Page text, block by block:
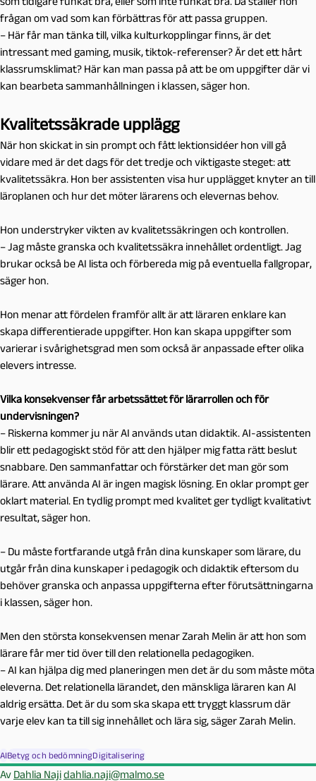
frågan om vad som kan förbättras för att passa gruppen.
– Här får man tänka till, vilka kulturkopplingar finns, är det
intressant med gaming, musik, tiktok-referenser? Är det ett hårt
klassrumsklimat? Här kan man passa på att be om uppgifter där vi
kan bearbeta sammanhållningen i klassen, säger hon.
Kvalitetssäkrade upplägg
När hon skickat in sin prompt och fått lektionsidéer hon vill gå
vidare med är det dags för det tredje och viktigaste steget: att
kvalitetssäkra. Hon ber assistenten visa hur upplägget knyter an till
läroplanen och hur det möter lärarens och elevernas behov.
Hon understryker vikten av kvalitetssäkringen och kontrollen.
– Jag måste granska och kvalitetssäkra innehållet ordentligt. Jag
brukar också be AI lista och förbereda mig på eventuella fallgropar,
säger hon.
Hon menar att fördelen framför allt är att läraren enklare kan
skapa differentierade uppgifter. Hon kan skapa uppgifter som
varierar i svårighetsgrad men som också är anpassade efter olika
elevers intresse.
Vilka konsekvenser får arbetssättet för lärarrollen och för
undervisningen?
– Riskerna kommer ju när AI används utan didaktik. AI-assistenten
blir ett pedagogiskt stöd för att den hjälper mig fatta rätt beslut
snabbare. Den sammanfattar och förstärker det man gör som
lärare. Att använda AI är ingen magisk lösning. En oklar prompt ger
oklart material. En tydlig prompt med kvalitet ger tydligt kvalitativt
resultat, säger hon.
– Du måste fortfarande utgå från dina kunskaper som lärare, du
utgår från dina kunskaper i pedagogik och didaktik eftersom du
behöver granska och anpassa uppgifterna efter förutsättningarna
i klassen, säger hon.
Men den största konsekvensen menar Zarah Melin är att hon som
lärare får mer tid över till den relationella pedagogiken.
– AI kan hjälpa dig med planeringen men det är du som måste möta
eleverna. Det relationella lärandet, den mänskliga läraren kan AI
aldrig ersätta. Det är du som ska skapa ett tryggt klassrum där
varje elev kan ta till sig innehållet och lära sig, säger Zarah Melin.
AIBetyg och bedömningDigitalisering
Av Dahlia Najidahlia.naji@malmo.se